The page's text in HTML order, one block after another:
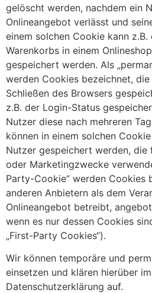
gelöscht werden, nachdem ein
Onlineangebot verlässt und
einem solchen Cookie kann z.B.
Warenkorbs in einem
gespeichert werden. Als
werden Cookies bezeichnet,
Schließen des Browsers
z.B. der Login-Status
Nutzer diese nach mehreren
können in einem solchen
Nutzer gespeichert werden, die
oder Marketingzwecke
Party-Cookie“ werden Cookies
anderen Anbietern als dem
Onlineangebot betreibt,
wenn es nur dessen Cookies
„First-Party Cookies“).
Wir können temporäre und
einsetzen und klären hierüber
Datenschutzerklärung auf.